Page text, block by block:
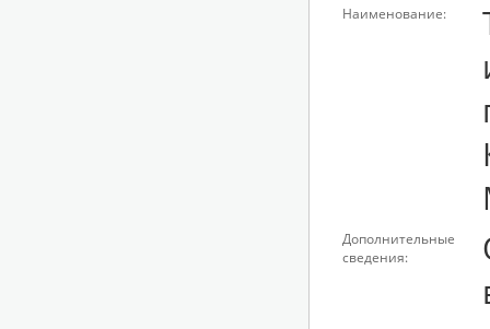
Наименование:
Дополнительные
сведения: